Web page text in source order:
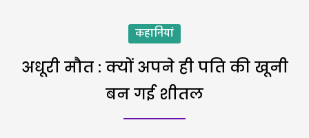
कहानियां
अधूरी मौत : क्यों अपने ही पति की खूनी
बन गई शीतल